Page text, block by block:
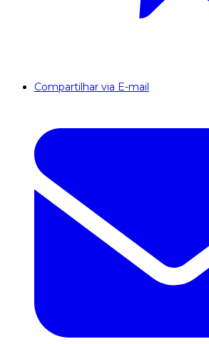
Compartilhar via E-mail